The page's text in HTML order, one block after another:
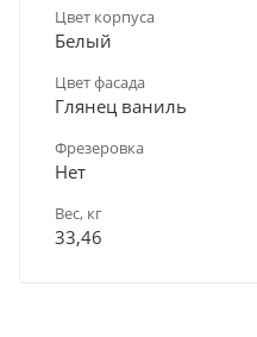
Цвет корпуса
Белый
Цвет фасада
Глянец ваниль
Фрезеровка
Нет
Вес, кг
33,46